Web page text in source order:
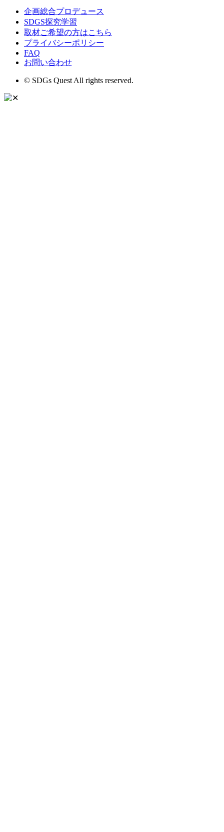
企画総合プロデュース
SDGS探究学習
取材ご希望の方はこちら
プライバシーポリシー
FAQ
お問い合わせ
© SDGs Quest All rights reserved.